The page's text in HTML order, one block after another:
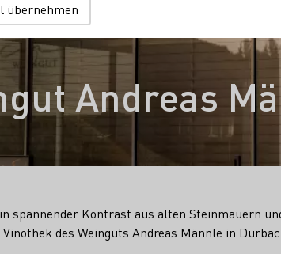
Andreas
spannender Kontrast aus alten Steinmauern
des Weinguts Andreas Männle in
übernehmen